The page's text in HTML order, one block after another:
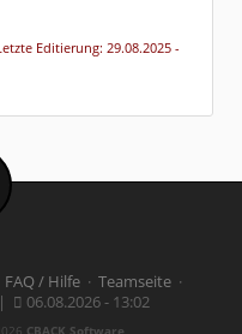
Editierung: 29.08.2025 -
FAQ / Hilfe· Teamseite·
06.08.2026 - 13:02
CBACK Software